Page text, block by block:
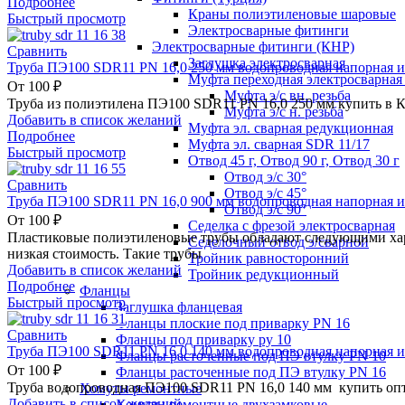
Краны полиэтиленовые шаровые
Электросварные фитинги
Электросварные фитинги (КНР)
Заглушка электросварная
Муфта переходная
Муфта э/с вн. резьба
Муфта э/с н. резьба
Муфта эл. cварная редукционная
Муфта эл. сварная SDR 11/17
Отвод 45 г, Отвод 90 г, Отвод 30 г
Отвод э/с 30°
Отвод э/с 45°
Отвод э/с 90°
Седелка с фрезой электросварная
Седелочный отвод э/сварной
Тройник равносторонний
Тройник редукционный
Фланцы
Заглушка фланцевая
Фланцы плоские под приварку PN 16
Фланцы под приварку ру 10
Фланцы расточенные под ПЭ втулку PN 10
Фланцы расточенные под ПЭ втулку PN 16
Хомуты ремонтные
Быстрый просмотр
Сравнить
Труба ПЭ100 SDR11 PN 16,0 250 мм водопроводная напорная
От 100 ₽
Труба из полиэтилена ПЭ100 SDR11 PN 16,0 250 мм купить в
Добавить в список желаний
Подробнее
Быстрый просмотр
Сравнить
Труба ПЭ100 SDR11 PN 16,0 900 мм водопроводная напорная
От 100 ₽
Пластиковые полиэтиленовые трубы обладают следующими
низкая стоимость. Такие трубы
Добавить в список желаний
Подробнее
Быстрый просмотр
Сравнить
Труба ПЭ100 SDR11 PN 16,0 140 мм водопроводная напорная
От 100 ₽
Труба водопроводная ПЭ100 SDR11 PN 16,0 140 мм купить